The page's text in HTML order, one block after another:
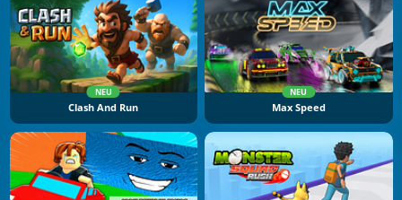
NEU
Clash And Run
NEU
Max Speed